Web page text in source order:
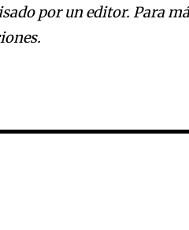
por un editor. Para